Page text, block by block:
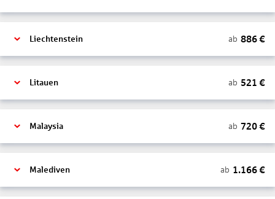
Liechtenstein ab 886€
Litauen ab 521 €
Malaysia ab 720€
Malediven ab 1.166€